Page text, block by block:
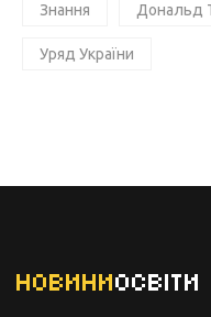
Знання Дональд
Уряд України
НОВИНИОСВІТИ